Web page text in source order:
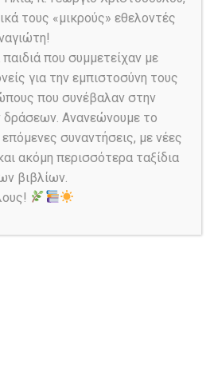
και Ιππότης του
τους «μικρούς» εθελοντές
που συμμετείχαν με
για την εμπιστοσύνη τους
που συνέβαλαν στην
Ανανεώνουμε το
συναντήσεις, με νέες
ακόμη περισσότερα ταξίδια
βιβλίων.